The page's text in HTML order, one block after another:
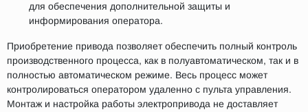
для обеспечения дополнительной защиты и
информирования оператора.
Приобретение привода позволяет обеспечить полный контроль
производственного процесса, как в полуавтоматическом, так и в
полностью автоматическом режиме. Весь процесс может
контролироваться оператором удаленно с пульта управления.
Монтаж и настройка работы электропривода не доставляет